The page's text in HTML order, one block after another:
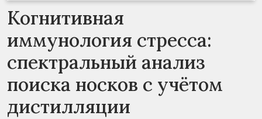
Когнитивная
иммунология стресса:
спектральный анализ
поиска носков с учётом
дистилляции